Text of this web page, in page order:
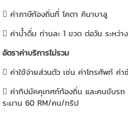
 ค่าภาษีท้องถิ่นที่ โคตา คินาบาลู
 ค่าน้ำดื่ม ท่านละ 1 ขวด ต่อวัน ระหว่า
อัตราค่าบริการไม่รวม
 ค่าใช้จ่ายส่วนตัว เช่น ค่าโทรศัพท์ ค่
 ค่าทิปมัคคุเทศก์ท้องถิ่น และคนขับร
ระมาน 60 RM/คน/ทริป